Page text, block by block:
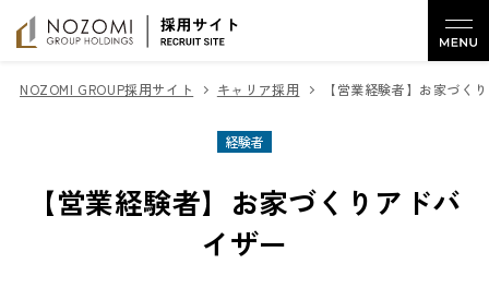
NOZOMI GROUP採用サイト キャリア採用 【営業経験者】お家づく
経験者
【営業経験者】お家づくりアドバ
イザー